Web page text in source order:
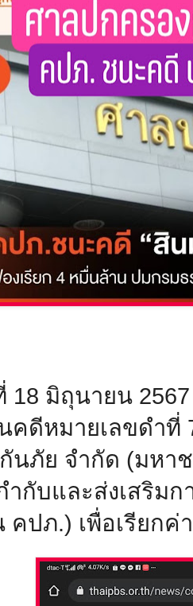
มิถุนายน
คดีหมายเลขดำที่
นภัย จำกัด (มห
ำกับและส่งเสริม
คปภ.) เพื่อเรียกค่